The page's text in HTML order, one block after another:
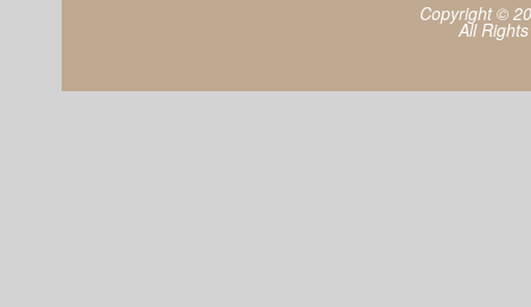
Copyright ©
All